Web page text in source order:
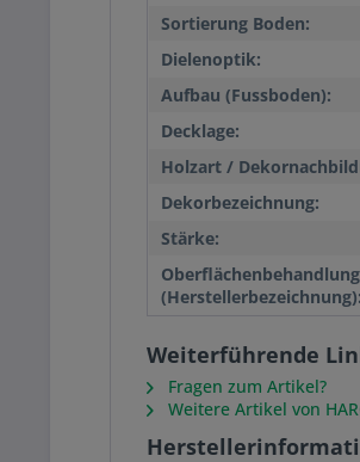
Sortierung Boden:
Dielenoptik:
Aufbau (Fussboden):
Decklage:
Holzart /
Dekorbezeichnung:
Stärke:
Oberflächenbehandlung
(Herstellerbezeichnung):
Weiterführende
Fragen zum Artikel?
Weitere Artikel von